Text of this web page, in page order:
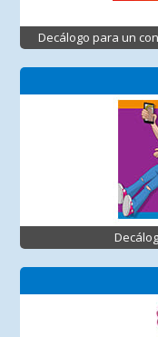
Decálogo para un